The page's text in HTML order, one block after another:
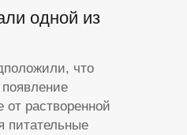
одной из
что
растворенной
питательные